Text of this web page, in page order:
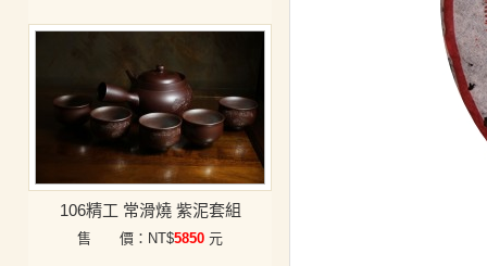
106精工 常滑燒 紫泥套組
售 價：NT$5850 元